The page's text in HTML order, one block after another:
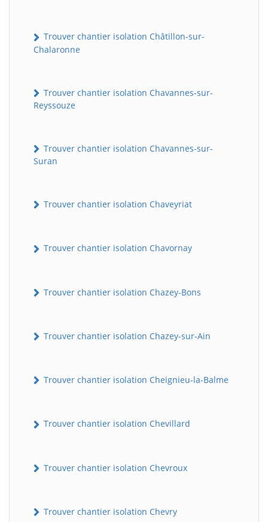
Trouver chantier isolation Châtillon-sur-
Chalaronne
Trouver chantier isolation Chavannes-sur-
Reyssouze
Trouver chantier isolation Chavannes-sur-
Suran
Trouver chantier isolation Chaveyriat
Trouver chantier isolation Chavornay
Trouver chantier isolation Chazey-Bons
Trouver chantier isolation Chazey-sur-Ain
Trouver chantier isolation Cheignieu-la-Balme
Trouver chantier isolation Chevillard
Trouver chantier isolation Chevroux
Trouver chantier isolation Chevry